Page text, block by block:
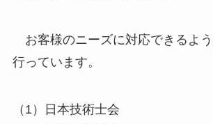
お客様のニーズに対応できるよ
行っています。
（1）日本技術士会